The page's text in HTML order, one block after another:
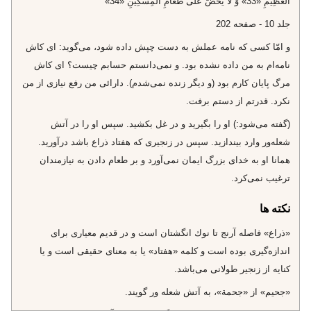
جلد 10 - صفحه 202
و امّا كسى كه نامه عملش به دست چپش داده شود، مى‌گويد: اى كاش
نامه‌ام به من داده نشده بود. و نمى‌دانستم حسابم چيست؟ اى كاش
مرگ پايان كارم بود (و ديگر زنده نمى‌شدم). دارائى من رفع نيازى از من
نكرد. قدرتم از دستم برفت.
(گفته مى‌شود:) او را بگيريد و در غل بكشيد. سپس او را در آتش
شعله‌ور وارد بيندازيد. سپس در زنجيرى كه هفتاد ذراع باشد درآوريد.
همانا او به خداى بزرگ ايمان نمى‌آورد و بر طعام دادن به نيازمندان
ترغيب نمى‌كرد.
نکته ها
«ذراع» فاصله آرنج تا نوك انگشتان است و در قديم معيارى براى
اندازه‌گيرى بوده است و كلمه «هفتاد» يا به معناى حقيقى است و يا
كنايه از زنجير طولانى مى‌باشد.
«جحيم» از «جحمة»، به آتش شعله ور گويند.